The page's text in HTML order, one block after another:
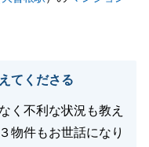
てくださる
く不利な状況も教え
物件もお世話になり